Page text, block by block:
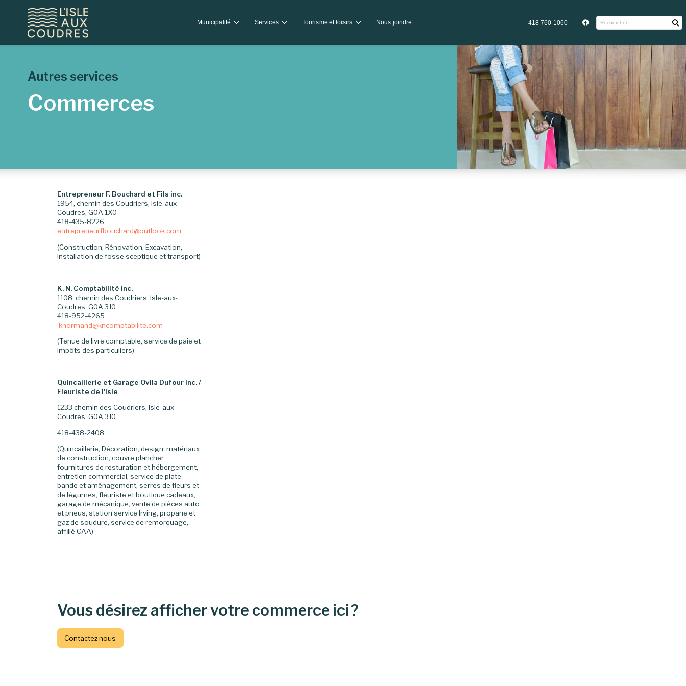
Municipalité Services Tourisme et loisirs Nous joindre 418 760-1060
Autres services
Commerces
Entrepreneur F. Bouchard et Fils inc.
1954, chemin des Coudriers, Isle-aux-
Coudres, G0A 1X0
418-435-8226
entrepreneurfbouchard@outlook.com
(Construction, Rénovation, Excavation,
Installation de fosse sceptique et transport)
K. N. Comptabilité inc.
1108, chemin des Coudriers, Isle-aux-
Coudres, G0A 3J0
418-952-4265
knormand@kncomptabilite.com
(Tenue de livre comptable, service de paie et
impôts des particuliers)
Quincaillerie et Garage Ovila Dufour inc. /
Fleuriste de l'Isle
1233 chemin des Coudriers, Isle-aux-
Coudres, G0A 3J0
418-438-2408
(Quincaillerie, Décoration, design, matériaux
de construction, couvre plancher,
fournitures de resturation et hébergement,
entretien commercial, service de plate-
bande et aménagement, serres de fleurs et
de légumes, fleuriste et boutique cadeaux,
garage de mécanique, vente de pièces auto
et pneus, station service Irving, propane et
gaz de soudure, service de remorquage,
affilié CAA)
Vous désirez afficher votre commerce ici?
Contactez nous